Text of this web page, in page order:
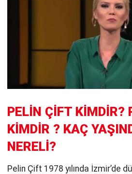
PELİN ÇİFT KİMDİR?
KİMDİR ? KAÇ
NERELİ?
Pelin Çift 1978 yılında İzmir’de